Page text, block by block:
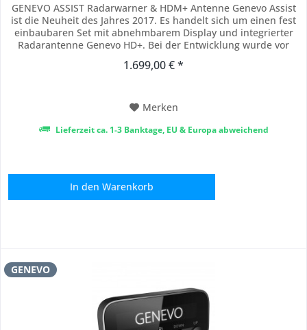
GENEVO ASSIST Radarwarner & HDM+ Antenne Genevo Assist
ist die Neuheit des Jahres 2017. Es handelt sich um einen fest
einbaubaren Set mit abnehmbarem Display und integrierter
Radarantenne Genevo HD+. Bei der Entwicklung wurde vor
und einfache Installation Wert gelegt. Das Gerät besteht aus
1.699,00 € *
Merken
Lieferzeit ca. 1-3 Banktage, EU & Europa abweichend
In den Warenkorb
GENEVO